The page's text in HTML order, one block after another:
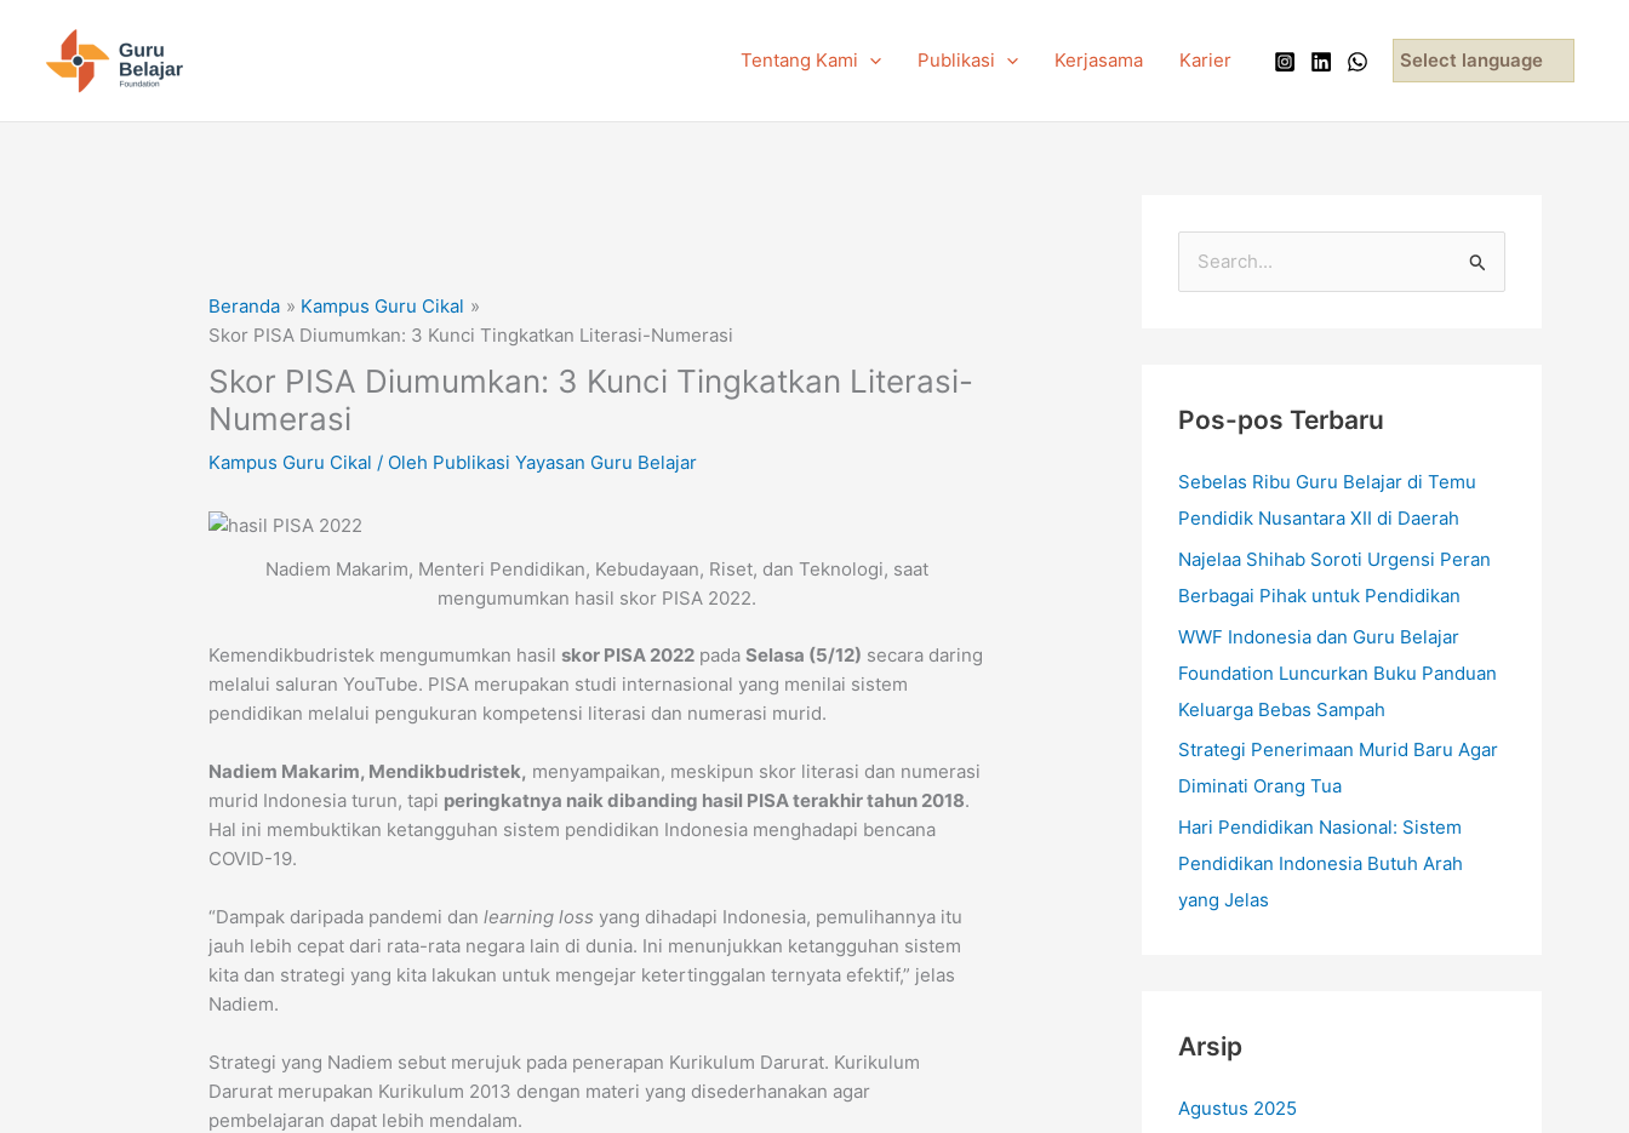
konten
Tentang Kami Publikasi Kerjasama Karier Select language
Beranda
Kampus Guru Cikal
Skor PISA Diumumkan: 3 Kunci Tingkatkan Literasi-Numerasi
Skor PISA Diumumkan: 3 Kunci Tingkatkan Literasi-
Numerasi
Kampus Guru Cikal / Oleh Publikasi Yayasan Guru Belajar
Nadiem Makarim, Menteri Pendidikan, Kebudayaan, Riset, dan Teknologi, saat
mengumumkan hasil skor PISA 2022.
Kemendikbudristek mengumumkan hasil skor PISA 2022 padaSelasa (5/12) secara daring
melalui saluran YouTube. PISA merupakan studi internasional yang menilai sistem
pendidikan melalui pengukuran kompetensi literasi dan numerasi murid.
Nadiem Makarim, Mendikbudristek, menyampaikan, meskipun skor literasi dan numerasi
murid Indonesia turun, tapi peringkatnya naik dibanding hasil PISA terakhir tahun 2018.
Hal ini membuktikan ketangguhan sistem pendidikan Indonesia menghadapi bencana
COVID-19.
“Dampak daripada pandemi danlearning loss yang dihadapi Indonesia, pemulihannya itu
jauh lebih cepat dari rata-rata negara lain di dunia. Ini menunjukkan ketangguhan sistem
kita dan strategi yang kita lakukan untuk mengejar ketertinggalan ternyata efektif,” jelas
Nadiem.
Strategi yang Nadiem sebut merujuk pada penerapan Kurikulum Darurat. Kurikulum
Darurat merupakan Kurikulum 2013 dengan materi yang disederhanakan agar
pembelajaran dapat lebih mendalam.
u
t
u
k
:
Pos-pos Terbaru
Sebelas Ribu Guru Belajar di Temu
Pendidik Nusantara XII di Daerah
Najelaa Shihab Soroti Urgensi Peran
Berbagai Pihak untuk Pendidikan
WWF Indonesia dan Guru Belajar
Foundation Luncurkan Buku Panduan
Keluarga Bebas Sampah
Strategi Penerimaan Murid Baru Agar
Diminati Orang Tua
Hari Pendidikan Nasional: Sistem
Pendidikan Indonesia Butuh Arah
yang Jelas
Arsip
Agustus 2025